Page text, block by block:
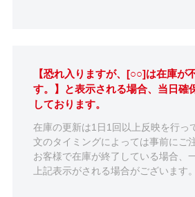
【恐れ入りますが、[○○]は在庫が
す。】と表示される場合、当日確
しております。
在庫の更新は1日1回以上反映を行っ
文のタイミングによっては事前にご
お客様で在庫が終了している場合、
上記表示がされる場合がございます